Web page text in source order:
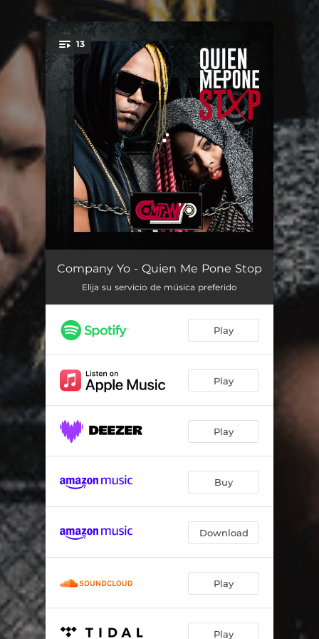
You're all set!
13
Yo Me Lo Gane 03:58
Fama 03:46
En Silencio 04:20
Quien Me Pone Stop 03:40
Party 03:40
Ganas de Amar - Remix 03:48
Sin Ti 03:44
05:10
03:24
Loco Yo 03:35
Prometí 03:10
Company Yo - Quien Me Pone Stop
Elija su servicio de música preferido
Play
Play
Play
Buy
Download
Play
Play